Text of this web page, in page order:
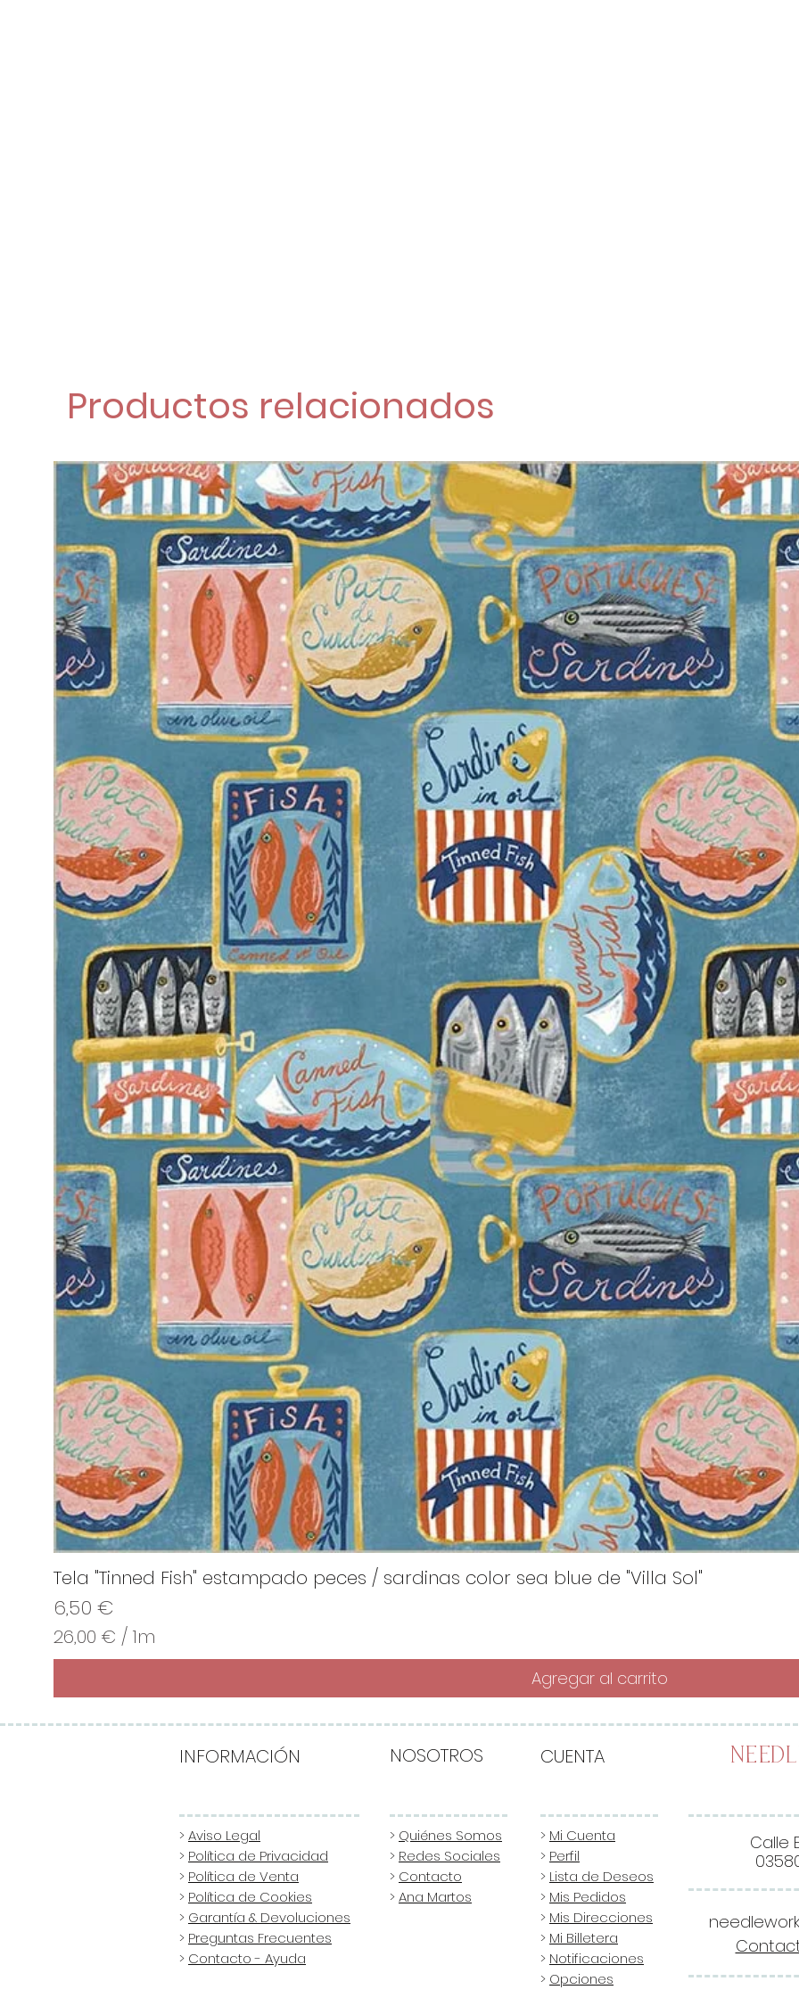
Productos relacionados
Tela "Tinned Fish" estampado peces / sardinas color sea blue de "Villa Sol"
Precio
6,50 €
26,00 € / 1m
2
,
0
Agregar al carrito
INFORMACIÓN
>Aviso Legal
> Política de Privacidad
> Política de Venta
> Política de Cookies
> Garantía & Devoluciones
> Preguntas Frecuentes
> Contacto - Ayuda
NOSOTROS
> Quiénes Somos
> Redes Sociales
> Contacto
>Ana Martos
CUENTA
> Mi Cuenta
> Perfil
> Lista de Deseos
> Mis Pedidos
> Mis Direcciones
> Mi Billetera
> Notificaciones
> Opciones
Calle